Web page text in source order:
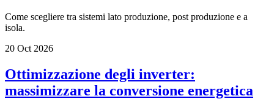
Come scegliere tra sistemi lato produzione, post produzione e a
isola.
20 Oct 2026
Ottimizzazione degli inverter:
massimizzare la conversione energetica